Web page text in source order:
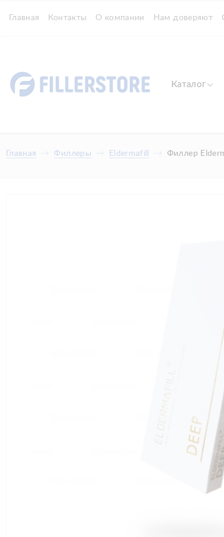
Главная Контакты О компании Нам доверяют
Каталог
Главная Филлеры Eldermafill Филлер